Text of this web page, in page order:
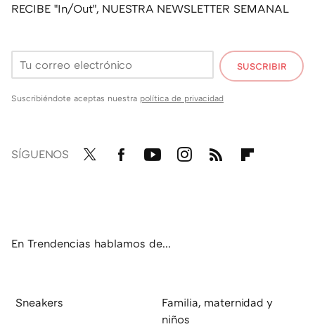
RECIBE "In/Out", NUESTRA NEWSLETTER SEMANAL
SUSCRIBIR
Suscribiéndote aceptas nuestra política de privacidad
SÍGUENOS
En Trendencias hablamos de...
Sneakers
Familia, maternidad y
niños